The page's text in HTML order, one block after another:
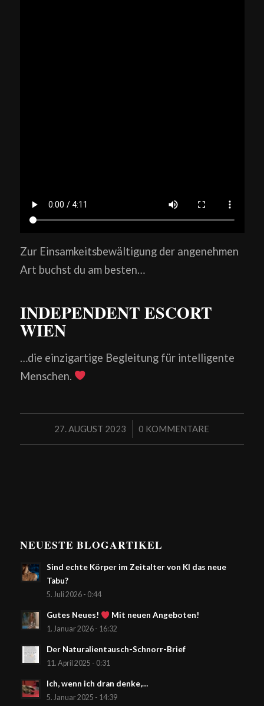
Zur Einsamkeitsbewältigung der angenehmen
Art buchst du am besten…
INDEPENDENT ESCORT
WIEN
…die einzigartige Begleitung für intelligente
Menschen.
27. AUGUST 2023
/ 0 KOMMENTARE
NEUESTE BLOGARTIKEL
Sind echte Körper im Zeitalter von KI das neue
Tabu?
5. Juli 2026 - 0:44
Gutes Neues! Mit neuen Angeboten!
1. Januar 2026 - 16:32
Der Naturalientausch-Schnorr-Brief
11. April 2025 - 0:31
Ich, wenn ich dran denke,…
5. Januar 2025 - 14:39